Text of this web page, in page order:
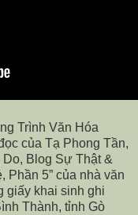
Trình Văn Hóa
của Tạ Phong Tần,
Blog Sự Thật &
Phần 5” của nhà văn
giấy khai sinh ghi
Thành, tỉnh Gò